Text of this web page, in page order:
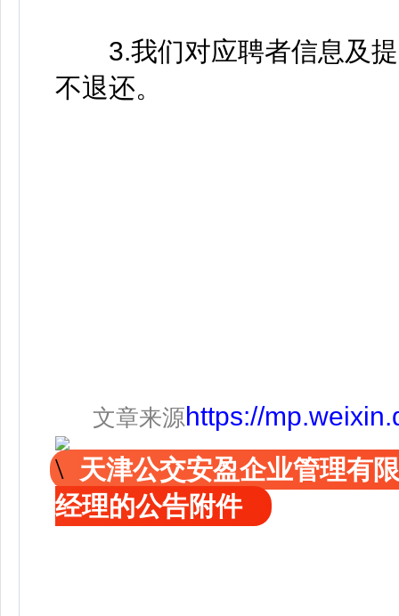
3.我们对应聘者信息及提
不退还。
文章来源https://
天津公交安盈企业管理有
经理的公告附件